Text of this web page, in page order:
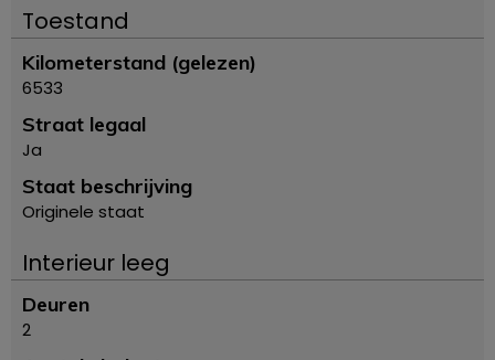
Toestand
Kilometerstand (gelezen)
6533
Straat legaal
Ja
Staat beschrijving
Originele staat
Interieur leeg
Deuren
2